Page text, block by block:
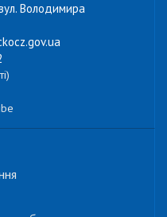
Володимира